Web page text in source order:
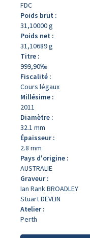
FDC
Poids brut :
31,10000 g
Poids net :
31,10689 g
Titre :
999,90‰
Fiscalité :
Cours légaux
Millésime :
2011
Diamètre :
32.1 mm
Épaisseur :
2.8 mm
Pays d'origine :
AUSTRALIE
Graveur :
Ian Rank BROADLEY
Stuart DEVLIN
Atelier :
Perth